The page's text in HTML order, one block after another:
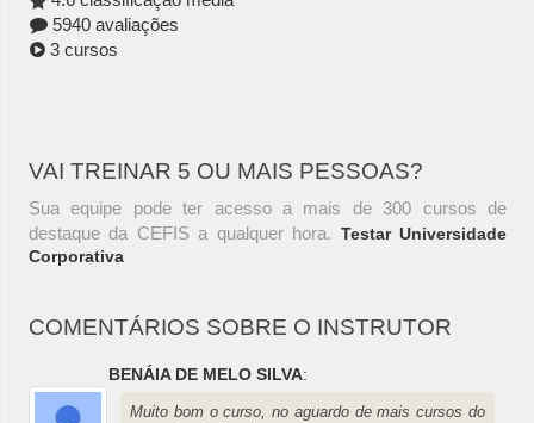
5940 avaliações
3 cursos
VAI TREINAR 5 OU MAIS PESSOAS?
Sua equipe pode ter acesso a mais de 300 cursos de
destaque da CEFIS a qualquer hora. Testar Universidade
Corporativa
COMENTÁRIOS SOBRE O INSTRUTOR
BENÁIA DE MELO SILVA:
Muito bom o curso, no aguardo de mais cursos do